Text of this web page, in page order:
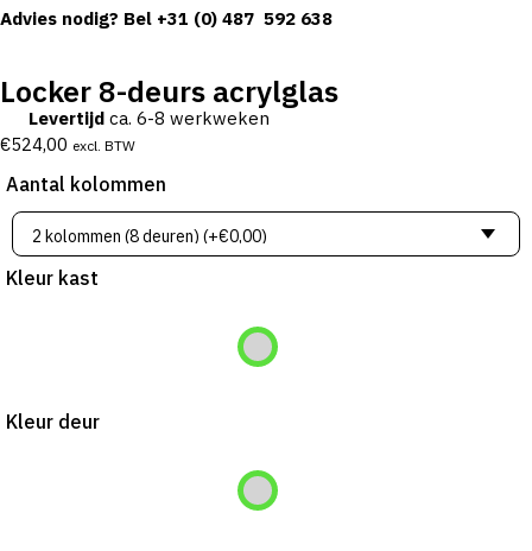
Advies nodig? Bel +31 (0) 487 592 638
Locker 8-deurs acrylglas
Levertijdca. 6-8 werkweken
€524,00 excl. BTW
Aantal kolommen
Kleur kast
Kleur deur